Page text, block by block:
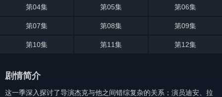
第04集 第05集 第06集
第07集 第08集 第09集
第10集 第11集 第12集
剧情简介
这一季深入探讨了导演杰克与他之间错综复杂的关系；演员迪安、拉